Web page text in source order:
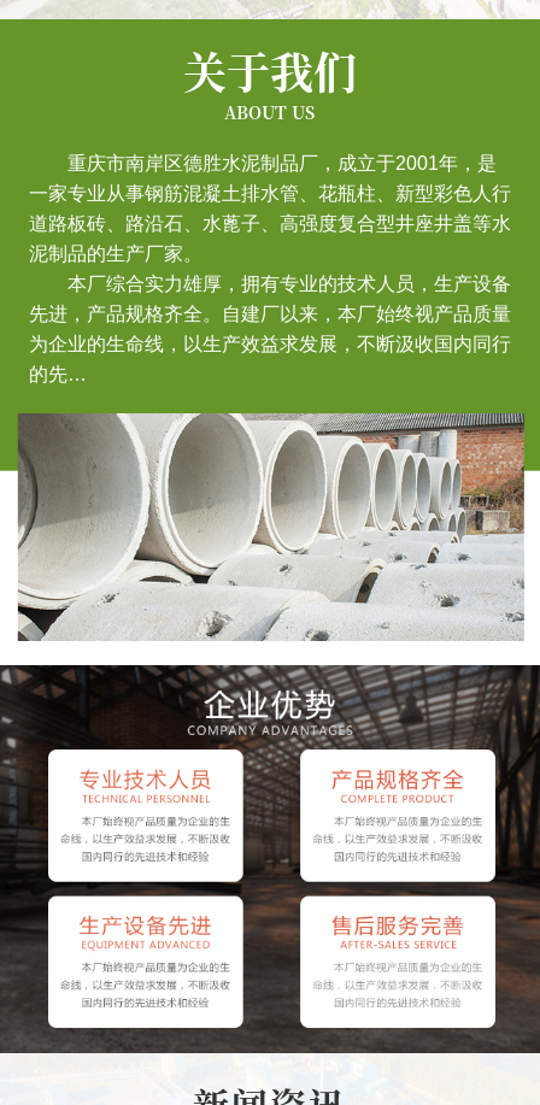
关于我们
ABOUT US
重庆市南岸区德胜水泥制品厂，成立于2001年，是
一家专业从事钢筋混凝土排水管、花瓶柱、新型彩色人行
道路板砖、路沿石、水蓖子、高强度复合型井座井盖等水
泥制品的生产厂家。
本厂综合实力雄厚，拥有专业的技术人员，生产设备
先进，产品规格齐全。自建厂以来，本厂始终视产品质量
为企业的生命线，以生产效益求发展，不断汲收国内同行
的先…